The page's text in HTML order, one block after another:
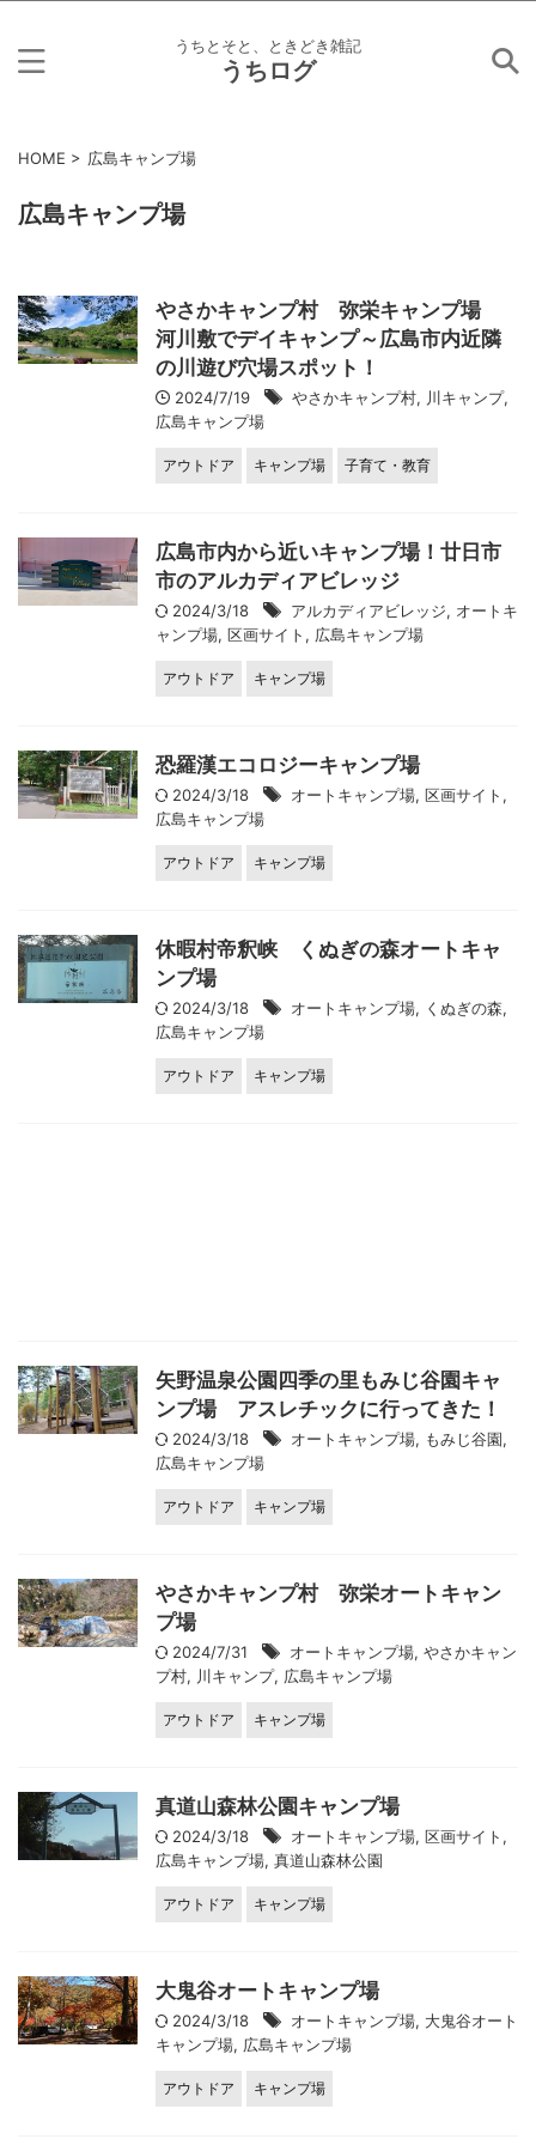
うちとそと、ときどき雑記
うちログ
HOME > 広島キャンプ場
広島キャンプ場
やさかキャンプ村 弥栄キャンプ場
河川敷でデイキャンプ～広島市内近隣
の川遊び穴場スポット！
2024/7/19 やさかキャンプ村, 川キャンプ,
広島キャンプ場
アウトドア キャンプ場 子育て・教育
広島市内から近いキャンプ場！廿日市
市のアルカディアビレッジ
2024/3/18 アルカディアビレッジ, オートキ
ャンプ場, 区画サイト , 広島キャンプ場
アウトドア キャンプ場
恐羅漢エコロジーキャンプ場
2024/3/18 オートキャンプ場, 区画サイト ,
広島キャンプ場
アウトドア キャンプ場
休暇村帝釈峡 くぬぎの森オートキャ
ンプ場
2024/3/18 オートキャンプ場, くぬぎの森,
広島キャンプ場
アウトドア キャンプ場
矢野温泉公園四季の里もみじ谷園キャ
ンプ場 アスレチックに行ってきた！
2024/3/18 オートキャンプ場, もみじ谷園,
広島キャンプ場
アウトドア キャンプ場
やさかキャンプ村 弥栄オートキャン
プ場
2024/7/31 オートキャンプ場, やさかキャン
プ村, 川キャンプ, 広島キャンプ場
アウトドア キャンプ場
真道山森林公園キャンプ場
2024/3/18 オートキャンプ場, 区画サイト ,
広島キャンプ場, 真道山森林公園
アウトドア キャンプ場
大鬼谷オートキャンプ場
2024/3/18 オートキャンプ場, 大鬼谷オート
キャンプ場, 広島キャンプ場
アウトドア キャンプ場